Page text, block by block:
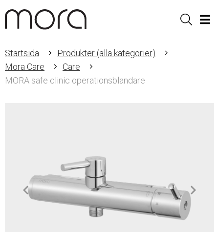
Sök
Startsida
Produkter (alla kategorier)
Mora Care
Care
MORA safe clinic operationsblandare